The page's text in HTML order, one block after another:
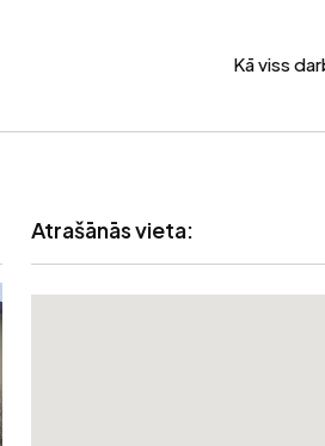
Kā viss
Atrašānās vieta: